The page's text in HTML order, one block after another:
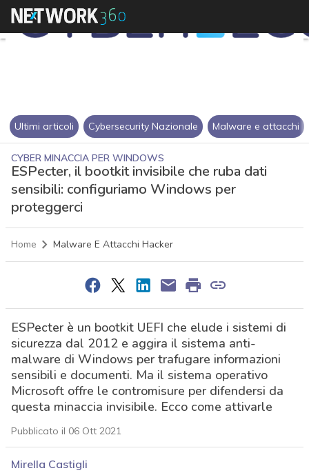
Ultimi articoli Cybersecurity Nazionale Malware e attacchi
CYBER MINACCIA PER WINDOWS
ESPecter, il bootkit invisibile che ruba dati
sensibili: configuriamo Windows per
proteggerci
Home Malware E Attacchi Hacker
ESPecter è un bootkit UEFI che elude i sistemi di
sicurezza dal 2012 e aggira il sistema anti-
malware di Windows per trafugare informazioni
sensibili e documenti. Ma il sistema operativo
Microsoft offre le contromisure per difendersi da
questa minaccia invisibile. Ecco come attivarle
Pubblicato il 06 Ott 2021
Mirella Castigli